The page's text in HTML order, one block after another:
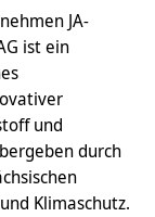
JA-
ist ein
und
durch
Klimaschutz.